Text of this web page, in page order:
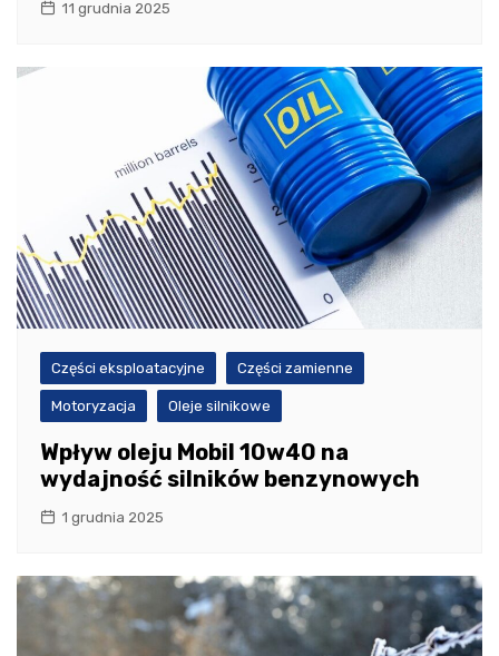
11 grudnia 2025
Części eksploatacyjne Części zamienne
Motoryzacja Oleje silnikowe
Wpływ oleju Mobil 10w40 na
wydajność silników benzynowych
1 grudnia 2025